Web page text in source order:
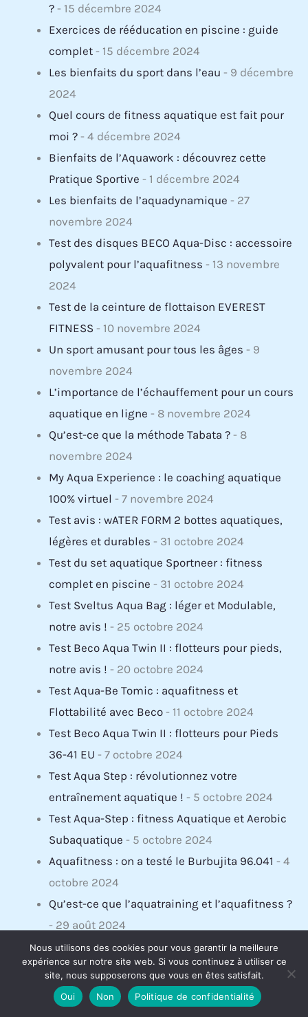
? - 15 décembre 2024
Exercices de rééducation en piscine : guide
complet - 15 décembre 2024
Les bienfaits du sport dans l’eau - 9 décembre
2024
Quel cours de fitness aquatique est fait pour
moi ? - 4 décembre 2024
Bienfaits de l’Aquawork : découvrez cette
Pratique Sportive - 1 décembre 2024
Les bienfaits de l’aquadynamique - 27
novembre 2024
Test des disques BECO Aqua-Disc : accessoire
polyvalent pour l’aquafitness - 13 novembre
2024
Test de la ceinture de flottaison EVEREST
FITNESS - 10 novembre 2024
Un sport amusant pour tous les âges - 9
novembre 2024
L’importance de l’échauffement pour un cours
aquatique en ligne - 8 novembre 2024
Qu’est-ce que la méthode Tabata ? - 8
novembre 2024
My Aqua Experience : le coaching aquatique
100% virtuel - 7 novembre 2024
Test avis : wATER FORM 2 bottes aquatiques,
légères et durables - 31 octobre 2024
Test du set aquatique Sportneer : fitness
complet en piscine - 31 octobre 2024
Test Sveltus Aqua Bag : léger et Modulable,
notre avis ! - 25 octobre 2024
Test Beco Aqua Twin II : flotteurs pour pieds,
notre avis ! - 20 octobre 2024
Test Aqua-Be Tomic : aquafitness et
Flottabilité avec Beco - 11 octobre 2024
Test Beco Aqua Twin II : flotteurs pour Pieds
36-41 EU - 7 octobre 2024
Test Aqua Step : révolutionnez votre
entraînement aquatique ! - 5 octobre 2024
Test Aqua-Step : fitness Aquatique et Aerobic
Subaquatique - 5 octobre 2024
Aquafitness : on a testé le Burbujita 96.041 - 4
octobre 2024
Qu’est-ce que l’aquatraining et l’aquafitness ?
- 29 août 2024
Que faire contre les jambes lourdes ?- 23 août
2024
Muscler son dos grâce aux sports aquatiques
- 22 août 2024
Nous utilisons des cookies pour vous garantir la meilleure
expérience sur notre site web. Si vous continuez à utiliser ce
site, nous supposerons que vous en êtes satisfait.
Oui
Non Politique de confidentialité